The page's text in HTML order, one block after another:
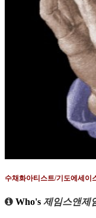
수채화아티스트/기도에세이
Who's 제임스앤제